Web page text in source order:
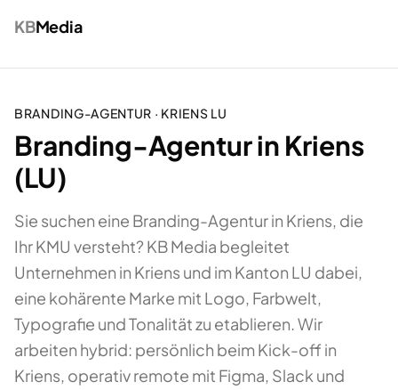
KBMedia
BRANDING-AGENTUR · KRIENS LU
Branding-Agentur in Kriens
(LU)
Sie suchen eine Branding-Agentur in Kriens, die
Ihr KMU versteht? KB Media begleitet
Unternehmen in Kriens und im Kanton LU dabei,
eine kohärente Marke mit Logo, Farbwelt,
Typografie und Tonalität zu etablieren. Wir
arbeiten hybrid: persönlich beim Kick-off in
Kriens, operativ remote mit Figma, Slack und